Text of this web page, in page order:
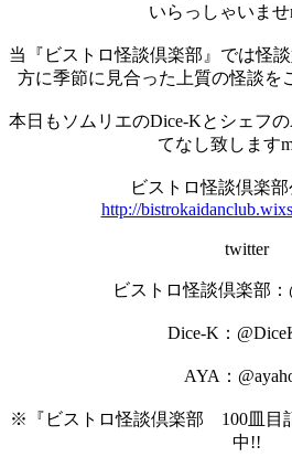
いらっしゃいませ
当『ビストロ怪談倶楽部』では怪
方に季節に見合った上質の怪談を
本日もソムリエのDice-Kとシェフ
てなし致します
ビストロ怪談倶楽部
http://
twitter
ビストロ怪談倶楽部：
Dice-K：
AYA：
※『ビストロ怪談倶楽部 100皿目
中!!